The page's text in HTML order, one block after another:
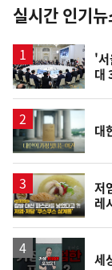
뉴
스
실시간 인기
'
대
영
상
대
영
상
저
레
영
세